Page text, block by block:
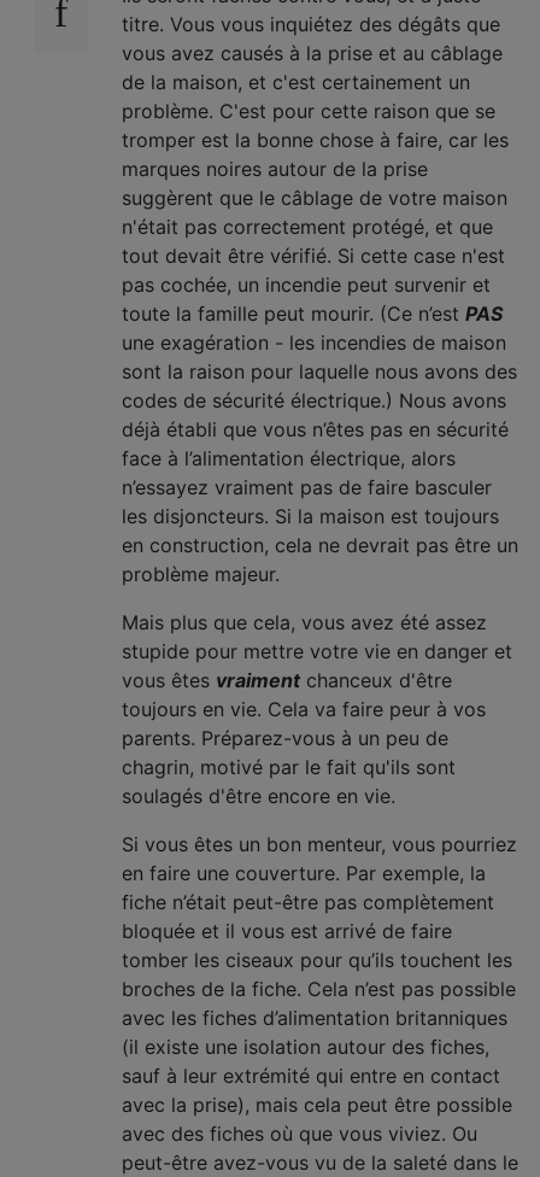
titre. Vous vous inquiétez des dégâts que
vous avez causés à la prise et au câblage
de la maison, et c'est certainement un
problème. C'est pour cette raison que se
tromper est la bonne chose à faire, car les
marques noires autour de la prise
suggèrent que le câblage de votre maison
n'était pas correctement protégé, et que
tout devait être vérifié. Si cette case n'est
pas cochée, un incendie peut survenir et
toute la famille peut mourir. (Ce n’est PAS
une exagération - les incendies de maison
sont la raison pour laquelle nous avons des
codes de sécurité électrique.) Nous avons
déjà établi que vous n’êtes pas en sécurité
face à l’alimentation électrique, alors
n’essayez vraiment pas de faire basculer
les disjoncteurs. Si la maison est toujours
en construction, cela ne devrait pas être un
problème majeur.
Mais plus que cela, vous avez été assez
stupide pour mettre votre vie en danger et
vous êtes vraiment chanceux d'être
toujours en vie. Cela va faire peur à vos
parents. Préparez-vous à un peu de
chagrin, motivé par le fait qu'ils sont
soulagés d'être encore en vie.
Si vous êtes un bon menteur, vous pourriez
en faire une couverture. Par exemple, la
fiche n’était peut-être pas complètement
bloquée et il vous est arrivé de faire
tomber les ciseaux pour qu’ils touchent les
broches de la fiche. Cela n’est pas possible
avec les fiches d’alimentation britanniques
(il existe une isolation autour des fiches,
sauf à leur extrémité qui entre en contact
avec la prise), mais cela peut être possible
avec des fiches où que vous viviez. Ou
peut-être avez-vous vu de la saleté dans le